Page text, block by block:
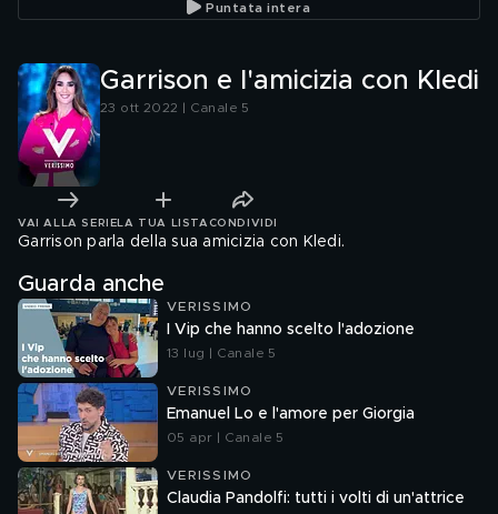
Puntata intera
Garrison e l'amicizia con Kledi
23 ott 2022 | Canale 5
VAI ALLA SERIE LA TUA LISTA CONDIVIDI
Garrison parla della sua amicizia con Kledi.
Guarda anche
VERISSIMO
I Vip che hanno scelto l'adozione
13 lug | Canale 5
VERISSIMO
Emanuel Lo e l'amore per Giorgia
05 apr | Canale 5
VERISSIMO
Claudia Pandolfi: tutti i volti di un'attrice